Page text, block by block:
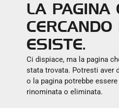
LA PAGINA
CERCANDO
ESISTE.
Ci dispiace, ma la pagina
stata trovata. Potresti aver
o la pagina potrebbe
rinominata o eliminata.